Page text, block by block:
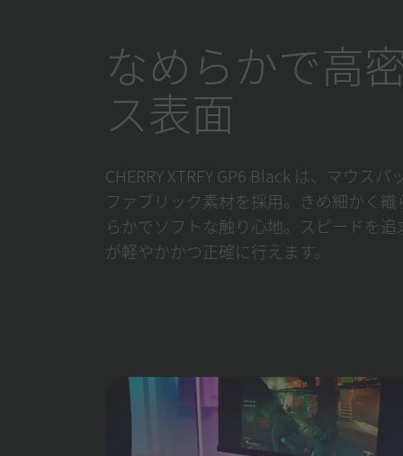
なめらかで高
ス表面
CHERRY XTRFY GP6 Black は、マウス
ファブリック素材を採用。きめ細かく
らかでソフトな触り心地。スピードを
が軽やかかつ正確に行えます。